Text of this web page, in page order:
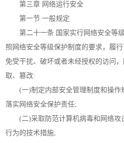
第三章 网络运行安全
第一节 一般规定
第二十一条 国家实行网络安全等级
照网络安全等级保护制度的要求，履
免受干扰、破坏或者未经授权的访问
取、篡改:
(一)制定内部安全管理制度和操作
落实网络安全保护责任;
(二)采取防范计算机病毒和网络攻
行为的技术措施;